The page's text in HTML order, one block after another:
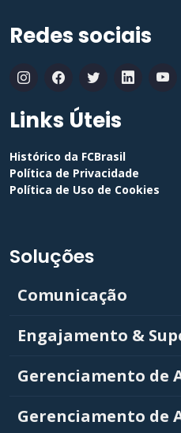
Redes sociais
Links Úteis
Histórico da FCBrasil
Política de Privacidade
Política de Uso de Cookies
Soluções
Comunicação
Engajamento &
Gerenciamento de
Gerenciamento de